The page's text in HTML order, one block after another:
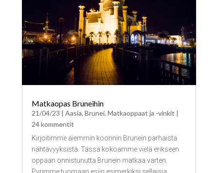
Matkaopas Bruneihin
21/04/23 | Aasia, Brunei, Matkaoppaat ja -vinkit |
24 kommentit
Kirjoitimme aiemmin koonnin Brunein parhaista
nähtävyyksistä. Tässä kokoamme vielä erikseen
oppaan onnistunutta Brunein matkaa varten.